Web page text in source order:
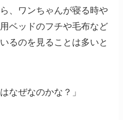
、ワンちゃんが寝る時や
ベッドのフチや毛布など
るのを見ることは多いと
なぜなのかな？」